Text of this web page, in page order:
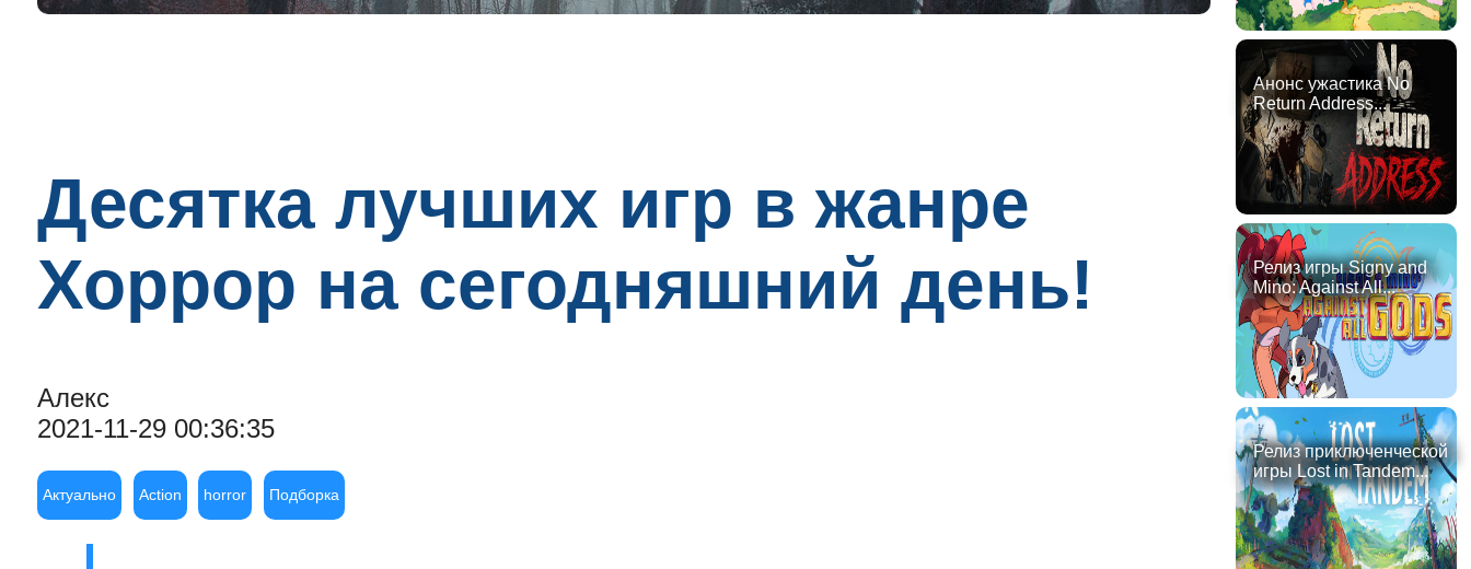
Десятка лучших игр в жанре
Хоррор на сегодняшний день!
Алекс
2021-11-29 00:36:35
Актуально Action horror Подборка
Анонс ужастика No
Return Address...
Релиз игры Signy and
Mino: Against All...
Релиз приключенческой
игры Lost in Tandem...